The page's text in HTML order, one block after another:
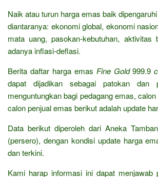
Naik atau turun harga emas baik
diantaranya: ekonomi global, ekonomi
mata uang, pasokan-kebutuhan, aktivitas
adanya inflasi-deflasi.
Berita daftar harga emas Fine Gold999.9
dapat dijadikan sebagai patokan dan
menguntungkan bagi pedagang emas,
calon penjual emas berikut adalah update
Data berikut diperoleh dari Aneka
(persero), dengan kondisi update harga
dan terkini.
Kami harap informasi ini dapat menjawab